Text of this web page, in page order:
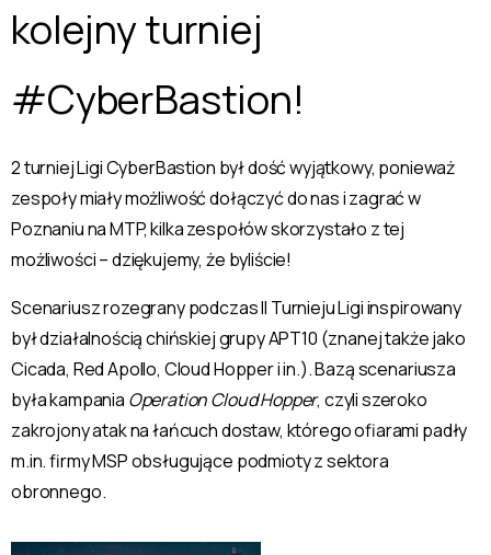
kolejny turniej
#CyberBastion!
2 turniej Ligi CyberBastion był dość wyjątkowy, ponieważ
zespoły miały możliwość dołączyć do nas i zagrać w
Poznaniu na MTP, kilka zespołów skorzystało z tej
możliwości – dziękujemy, że byliście!
Scenariusz rozegrany podczas II Turnieju Ligi inspirowany
był działalnością chińskiej grupy APT10 (znanej także jako
Cicada, Red Apollo, Cloud Hopper i in.). Bazą scenariusza
była kampania Operation Cloud Hopper, czyli szeroko
zakrojony atak na łańcuch dostaw, którego ofiarami padły
m.in. firmy MSP obsługujące podmioty z sektora
obronnego.